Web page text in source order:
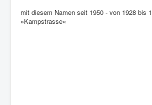
mit diesem Namen seit 1950 - von 1928 bis
»Kampstrasse«